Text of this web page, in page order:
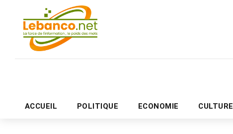
ACCUEIL POLITIQUE ECONOMIE CULTURE